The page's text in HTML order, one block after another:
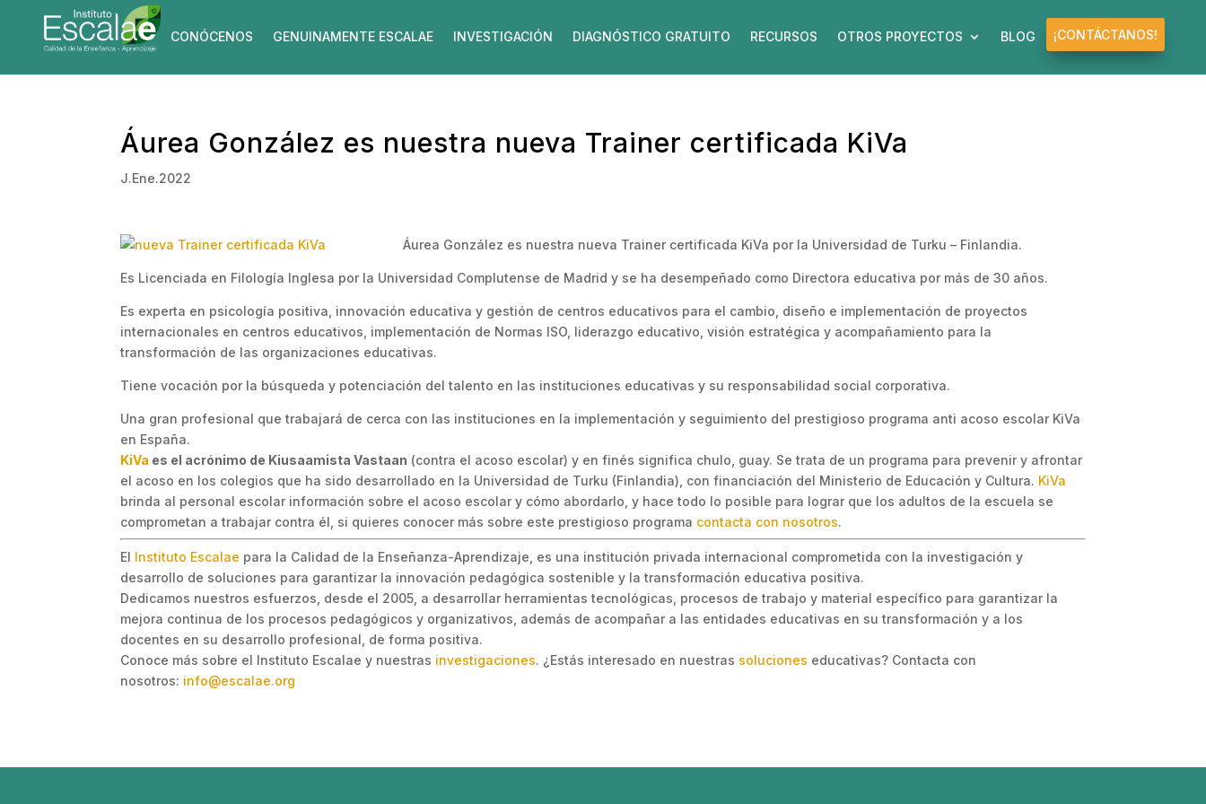
CONÓCENOS GENUINAMENTE ESCALAE INVESTIGACIÓN DIAGNÓSTICO GRATUITO RECURSOS OTROS PROYECTOS BLOG ¡CONTÁCTANOS!
Áurea González es nuestra nueva Trainer certificada KiVa
J.Ene.2022
Áurea González es nuestra nueva Trainer certificada KiVa por la Universidad de Turku – Finlandia.
Es Licenciada en Filología Inglesa por la Universidad Complutense de Madrid y se ha desempeñado como Directora educativa por más de 30 años.
Es experta en psicología positiva, innovación educativa y gestión de centros educativos para el cambio, diseño e implementación de proyectos
internacionales en centros educativos, implementación de Normas ISO, liderazgo educativo, visión estratégica y acompañamiento para la
transformación de las organizaciones educativas.
Tiene vocación por la búsqueda y potenciación del talento en las instituciones educativas y su responsabilidad social corporativa.
Una gran profesional que trabajará de cerca con las instituciones en la implementación y seguimiento del prestigioso programa anti acoso escolar KiVa
en España.
KiVa es el acrónimo de Kiusaamista Vastaan (contra el acoso escolar) y en finés significa chulo, guay. Se trata de un programa para prevenir y afrontar
el acoso en los colegios que ha sido desarrollado en la Universidad de Turku (Finlandia), con financiación del Ministerio de Educación y Cultura. KiVa
brinda al personal escolar información sobre el acoso escolar y cómo abordarlo, y hace todo lo posible para lograr que los adultos de la escuela se
comprometan a trabajar contra él, si quieres conocer más sobre este prestigioso programa contacta con nosotros.
El Instituto Escalae para la Calidad de la Enseñanza-Aprendizaje, es una institución privada internacional comprometida con la investigación y
desarrollo de soluciones para garantizar la innovación pedagógica sostenible y la transformación educativa positiva.
Dedicamos nuestros esfuerzos, desde el 2005, a desarrollar herramientas tecnológicas, procesos de trabajo y material específico para garantizar la
mejora continua de los procesos pedagógicos y organizativos, además de acompañar a las entidades educativas en su transformación y a los
docentes en su desarrollo profesional, de forma positiva.
Conoce más sobre el Instituto Escalae y nuestras investigaciones. ¿Estás interesado en nuestras soluciones educativas? Contacta con
nosotros: info@escalae.org